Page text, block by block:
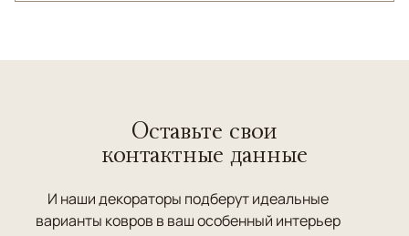
Оставьте свои
контактные данные
И наши декораторы подберут идеальные
варианты ковров в ваш особенный интерьер